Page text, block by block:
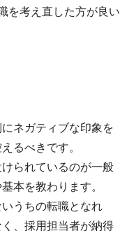
を考え直した方が良い
ネガティブな印象を
るべきです。
られているのが一般
本を教わります。
うちの転職となれ
、採用担当者が納得